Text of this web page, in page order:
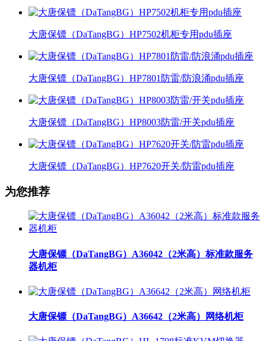
大唐保镖（DaTangBG）HP7502机柜专用pdu插座
大唐保镖（DaTangBG）HP7801防雷/防浪涌pdu插座
大唐保镖（DaTangBG）HP8003防雷/开关pdu插座
大唐保镖（DaTangBG）HP7620开关/防雷pdu插座
为您推荐
大唐保镖（DaTangBG）A36042（2米高）标准款服务
器机柜
大唐保镖（DaTangBG）A36642（2米高）网络机柜